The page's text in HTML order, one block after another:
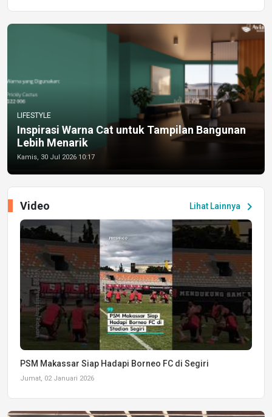
LIFESTYLE
Inspirasi Warna Cat untuk Tampilan Bangunan
Lebih Menarik
Kamis, 30 Jul 2026 10:17
Lihat Lainnya chevron_right
Video
PSM Makassar Siap Hadapi Borneo FC di Segiri
Jumat, 02 Januari 2026